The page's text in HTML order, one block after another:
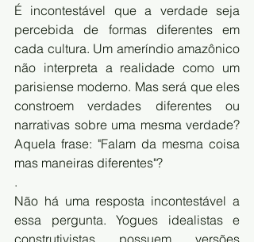
É incontestável que a verdade seja
percebida de formas diferentes em
cada cultura. Um ameríndio amazônico
não interpreta a realidade como um
parisiense moderno. Mas será que eles
constroem verdades diferentes ou
narrativas sobre uma mesma verdade?
Aquela frase: "Falam da mesma coisa
mas maneiras diferentes"?
.
Não há uma resposta incontestável a
essa pergunta. Yogues idealistas e
construtivistas possuem versões